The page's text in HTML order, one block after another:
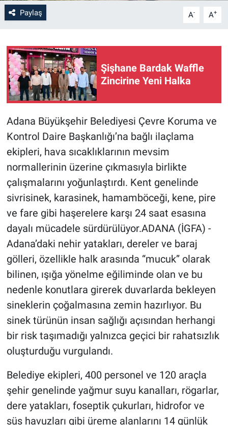
Paylaş A- A+
Şişhane Bardak Waffle
Zincirine Yeni Halka
Adana Büyükşehir Belediyesi Çevre Koruma ve
Kontrol Daire Başkanlığı’na bağlı ilaçlama
ekipleri, hava sıcaklıklarının mevsim
normallerinin üzerine çıkmasıyla birlikte
çalışmalarını yoğunlaştırdı. Kent genelinde
sivrisinek, karasinek, hamamböceği, kene, pire
ve fare gibi haşerelere karşı 24 saat esasına
dayalı mücadele sürdürülüyor.ADANA (İGFA) -
Adana’daki nehir yatakları, dereler ve baraj
gölleri, özellikle halk arasında “mucuk” olarak
bilinen, ışığa yönelme eğiliminde olan ve bu
nedenle konutlara girerek duvarlarda bekleyen
sineklerin çoğalmasına zemin hazırlıyor. Bu
sinek türünün insan sağlığı açısından herhangi
bir risk taşımadığı yalnızca geçici bir rahatsızlık
oluşturduğu vurgulandı.
Belediye ekipleri, 400 personel ve 120 araçla
şehir genelinde yağmur suyu kanalları, rögarlar,
dere yatakları, foseptik çukurları, hidrofor ve
süs havuzları gibi üreme alanlarını 14 günlük